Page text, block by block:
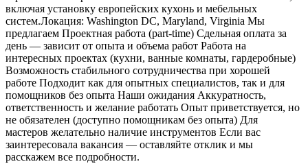
включая установку европейских кухонь и мебельных
систем.Локация: Washington DC, Maryland, Virginia Мы
предлагаем Проектная работа (part-time) Сдельная оплата за
день — зависит от опыта и объема работ Работа на
интересных проектах (кухни, ванные комнаты, гардеробные)
Возможность стабильного сотрудничества при хорошей
работе Подходит как для опытных специалистов, так и для
помощников без опыта Наши ожидания Аккуратность,
ответственность и желание работать Опыт приветствуется, но
не обязателен (доступно помощникам без опыта) Для
мастеров желательно наличие инструментов Если вас
заинтересовала вакансия — оставляйте отклик и мы
расскажем все подробности.